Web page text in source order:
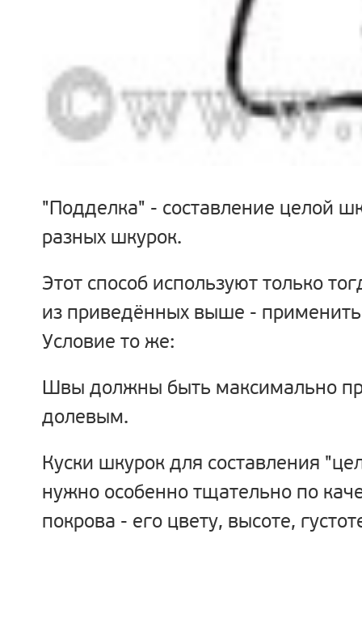
"Подделка" - составление целой
разных шкурок.
Этот способ используют только
из приведённых выше -
Условие то же:
Швы должны быть максимально
долевым.
Куски шкурок для составления
нужно особенно тщательно по
покрова - его цвету, высоте,